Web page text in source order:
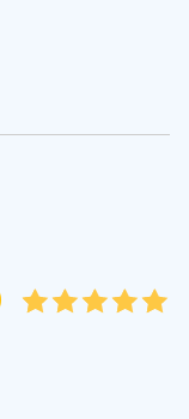
45
4
35
3
25
2
15
1
05